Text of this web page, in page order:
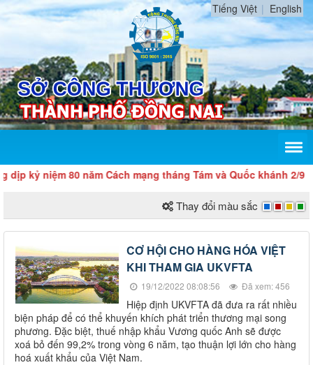
Tiếng Việt English
niệm 80 năm Cách mạng tháng Tám và Quốc khánh 2/9
Thay đổi màu sắc
CƠ HỘI CHO HÀNG HÓA VIỆT
KHI THAM GIA UKVFTA
19/12/2022 08:08:56 Đã xem: 456
Hiệp định UKVFTA đã đưa ra rất nhiều
biện pháp để có thể khuyến khích phát triển thương mại song
phương. Đặc biệt, thuế nhập khẩu Vương quốc Anh sẽ được
xoá bỏ đến 99,2% trong vòng 6 năm, tạo thuận lợi lớn cho hàng
hoá xuất khẩu của Việt Nam.